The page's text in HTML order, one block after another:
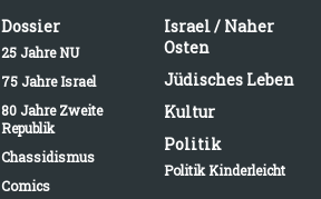
Dossier
25 Jahre NU
75 Jahre Israel
80 Jahre Zweite
Republik
Chassidismus
Comics
Israel / Naher
Osten
Jüdisches Leben
Kultur
Politik
Politik Kinderleicht